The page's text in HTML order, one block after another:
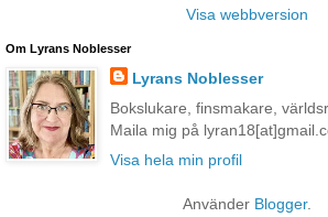
Visa webbversion
Om Lyrans Noblesser
Lyrans Noblesser
Bokslukare, finsmakare,
Maila mig på
Visa hela min profil
Använder Blogger.